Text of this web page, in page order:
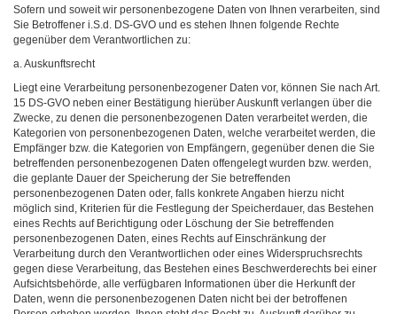
Sofern und soweit wir personenbezogene Daten von Ihnen verarbeiten, sind
Sie Betroffener i.S.d. DS-GVO und es stehen Ihnen folgende Rechte
gegenüber dem Verantwortlichen zu:
a. Auskunftsrecht
Liegt eine Verarbeitung personenbezogener Daten vor, können Sie nach Art.
15 DS-GVO neben einer Bestätigung hierüber Auskunft verlangen über die
Zwecke, zu denen die personenbezogenen Daten verarbeitet werden, die
Kategorien von personenbezogenen Daten, welche verarbeitet werden, die
Empfänger bzw. die Kategorien von Empfängern, gegenüber denen die Sie
betreffenden personenbezogenen Daten offengelegt wurden bzw. werden,
die geplante Dauer der Speicherung der Sie betreffenden
personenbezogenen Daten oder, falls konkrete Angaben hierzu nicht
möglich sind, Kriterien für die Festlegung der Speicherdauer, das Bestehen
eines Rechts auf Berichtigung oder Löschung der Sie betreffenden
personenbezogenen Daten, eines Rechts auf Einschränkung der
Verarbeitung durch den Verantwortlichen oder eines Widerspruchsrechts
gegen diese Verarbeitung, das Bestehen eines Beschwerderechts bei einer
Aufsichtsbehörde, alle verfügbaren Informationen über die Herkunft der
Daten, wenn die personenbezogenen Daten nicht bei der betroffenen